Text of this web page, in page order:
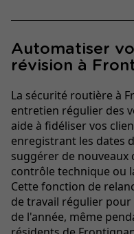
Automatiser
révision à
La sécurité routière à
entretien régulier des
aide à fidéliser vos
enregistrant les dates
suggérer de nouveaux
contrôle technique ou
Cette fonction de
de travail régulier
de l'année, même